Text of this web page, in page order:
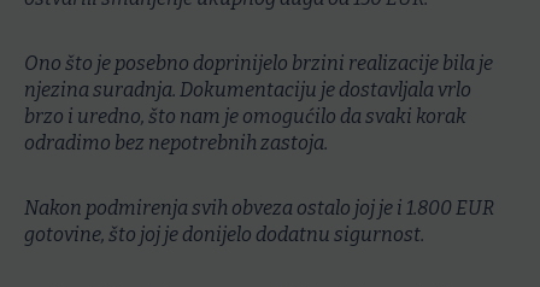
Ono što je posebno doprinijelo brzini realizacije bila je
njezina suradnja. Dokumentaciju je dostavljala vrlo
brzo i uredno, što nam je omogućilo da svaki korak
odradimo bez nepotrebnih zastoja.
Nakon podmirenja svih obveza ostalo joj je i 1.800 EUR
gotovine, što joj je donijelo dodatnu sigurnost.